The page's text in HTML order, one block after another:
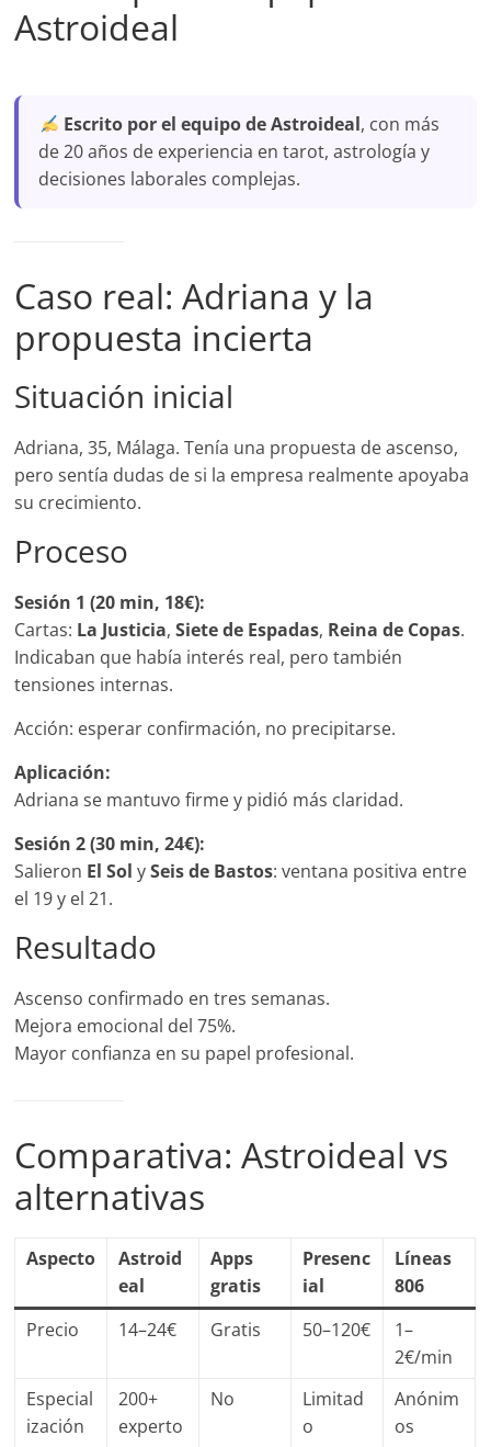
Astroideal
Escrito por el equipo de Astroideal, con más
de 20 años de experiencia en tarot, astrología y
decisiones laborales complejas.
Caso real: Adriana y la
propuesta incierta
Situación inicial
Adriana, 35, Málaga. Tenía una propuesta de ascenso,
pero sentía dudas de si la empresa realmente apoyaba
su crecimiento.
Proceso
Sesión 1 (20 min, 18€):
Cartas: La Justicia,Siete de Espadas, Reina de Copas.
Indicaban que había interés real, pero también
tensiones internas.
Acción: esperar confirmación, no precipitarse.
Aplicación:
Adriana se mantuvo firme y pidió más claridad.
Sesión 2 (30 min, 24€):
Salieron El Sol ySeis de Bastos: ventana positiva entre
el 19 y el 21.
Resultado
Ascenso confirmado en tres semanas.
Mejora emocional del 75%.
Mayor confianza en su papel profesional.
Comparativa: Astroideal vs
alternativas
Aspecto
Astroid
eal
Apps
gratis
Presenc
ial
Líneas
806
Precio
14–24€ Gratis 50–120€
1–
2€/min
Especial
ización
200+
experto
No
Limitad
o
Anónim
os